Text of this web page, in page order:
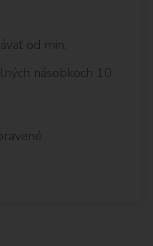
od min.
násobkoch 10